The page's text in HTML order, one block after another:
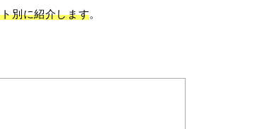
別に紹介します。